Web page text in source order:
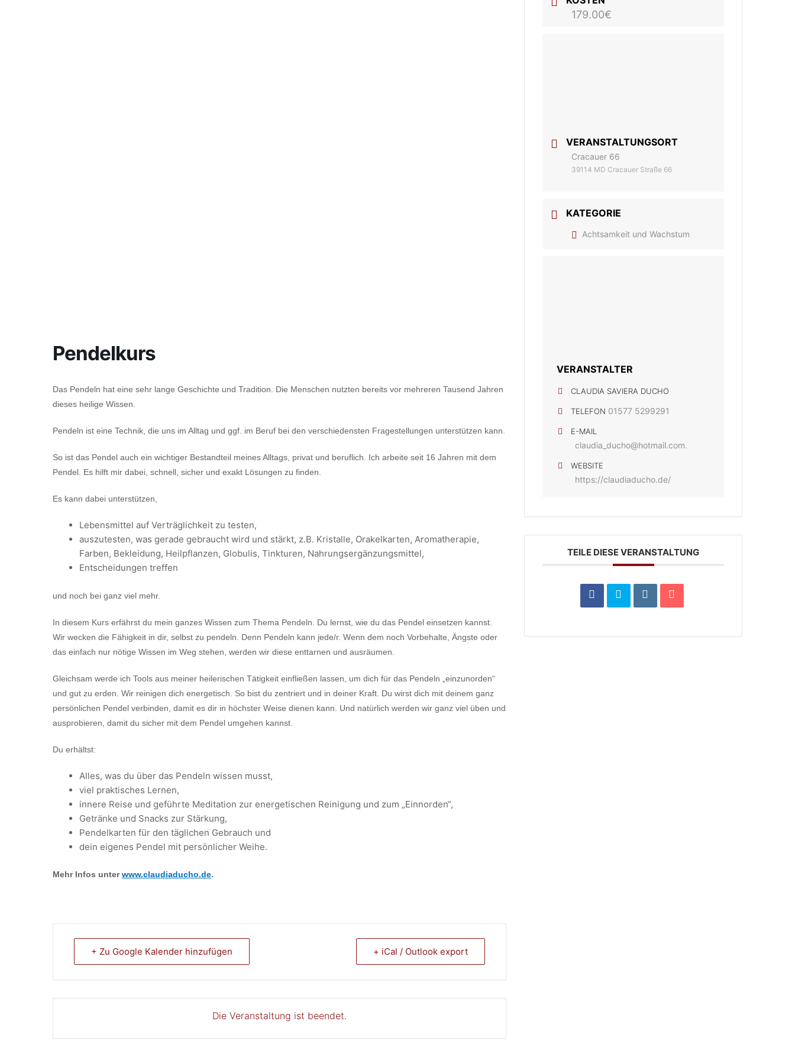
Pendelkurs
Das Pendeln hat eine sehr lange Geschichte und Tradition. Die Menschen nutzten bereits vor mehreren Tausend Jahren
dieses heilige Wissen.
Pendeln ist eine Technik, die uns im Alltag und ggf. im Beruf bei den verschiedensten Fragestellungen unterstützen kann.
So ist das Pendel auch ein wichtiger Bestandteil meines Alltags, privat und beruflich. Ich arbeite seit 16 Jahren mit dem
Pendel. Es hilft mir dabei, schnell, sicher und exakt Lösungen zu finden.
Es kann dabei unterstützen,
Lebensmittel auf Verträglichkeit zu testen,
auszutesten, was gerade gebraucht wird und stärkt, z.B. Kristalle, Orakelkarten, Aromatherapie,
Farben, Bekleidung, Heilpflanzen, Globulis, Tinkturen, Nahrungsergänzungsmittel,
Entscheidungen treffen
und noch bei ganz viel mehr.
In diesem Kurs erfährst du mein ganzes Wissen zum Thema Pendeln. Du lernst, wie du das Pendel einsetzen kannst.
Wir wecken die Fähigkeit in dir, selbst zu pendeln. Denn Pendeln kann jede/r. Wenn dem noch Vorbehalte, Ängste oder
das einfach nur nötige Wissen im Weg stehen, werden wir diese enttarnen und ausräumen.
Gleichsam werde ich Tools aus meiner heilerischen Tätigkeit einfließen lassen, um dich für das Pendeln „einzunorden“
und gut zu erden. Wir reinigen dich energetisch. So bist du zentriert und in deiner Kraft. Du wirst dich mit deinem ganz
persönlichen Pendel verbinden, damit es dir in höchster Weise dienen kann. Und natürlich werden wir ganz viel üben und
ausprobieren, damit du sicher mit dem Pendel umgehen kannst.
Du erhältst:
Alles, was du über das Pendeln wissen musst,
viel praktisches Lernen,
innere Reise und geführte Meditation zur energetischen Reinigung und zum „Einnorden“,
Getränke und Snacks zur Stärkung,
Pendelkarten für den täglichen Gebrauch und
dein eigenes Pendel mit persönlicher Weihe.
Mehr Infos unterwww.claudiaducho.de.
+ Zu Google Kalender hinzufügen + iCal / Outlook export
Die Veranstaltung ist beendet.
179.00€
VERANSTALTUNGSORT
Cracauer 66
39114 MD Cracauer Straße 66
KATEGORIE
Achtsamkeit und Wachstum
VERANSTALTER
CLAUDIA SAVIERA DUCHO
TELEFON 01577 5299291
E-MAIL
claudia_ducho@hotmail.com.
WEBSITE
https://claudiaducho.de/
TEILE DIESE VERANSTALTUNG